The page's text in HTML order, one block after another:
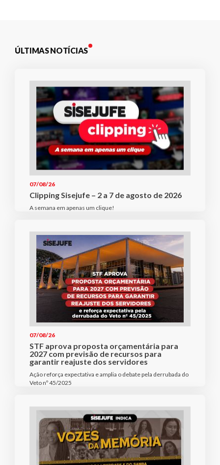
ÚLTIMAS NOTÍCIAS
07/08/26
Clipping Sisejufe – 2 a 7 de agosto de 2026
A semana em apenas um clique!
07/08/26
STF aprova proposta orçamentária para
2027 com previsão de recursos para
garantir reajuste dos servidores
Ação reforça expectativa e amplia o debate pela derrubada do
Veto nº 45/2025